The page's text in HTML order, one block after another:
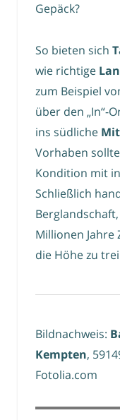
Gepäck?
So bieten sich
wie richtige
zum Beispiel
über den „In“-
ins südliche
Vorhaben
Kondition mit
Schließlich
Millionen Jahre
die Höhe zu
Bildnachweis:
Kempten,
Fotolia.com